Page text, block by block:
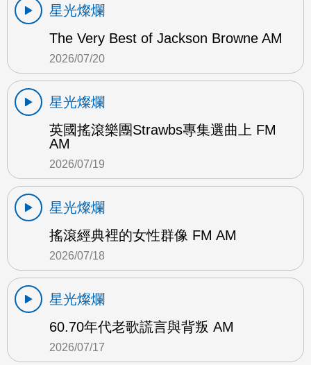
星光燦爛
The Very Best of Jackson Browne AM
2026/07/20
星光燦爛
英國搖滾樂團Strawbs專集選曲上 FM
AM
2026/07/19
星光燦爛
搖滾經典裡的女性群像 FM AM
2026/07/18
星光燦爛
60.70年代老歌謊言與背叛 AM
2026/07/17